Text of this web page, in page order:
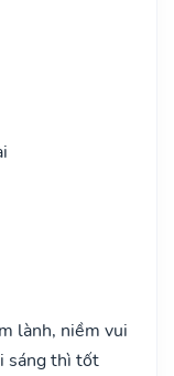
lành, niềm vui
sáng thì tốt